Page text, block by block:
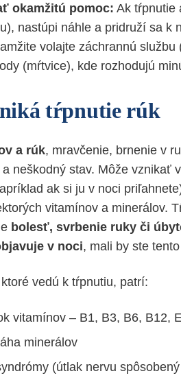
okamžitú pomoc: Ak tŕpnutie
nastúpi náhle a pridruží sa k
volajte záchrannú
(mŕtvice), kde rozhodujú
tŕpnutie rúk
a rúk, mravčenie, brnenie v
neškodný stav. Môže vznikať
ak si ju v noci
vitamínov a minerálov.
bolesť, svrbenie ruky či
v noci, mali by ste
vedú k tŕpnutiu, patrí:
vitamínov – B1, B3, B6, B12, E
minerálov
(útlak nervu